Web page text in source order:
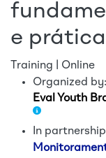
e
Training | Online
Organized by:
Eval Youth
In